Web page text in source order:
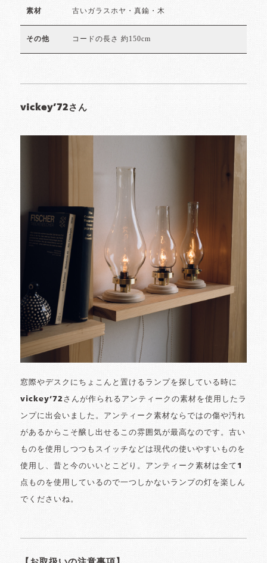
素材 古いガラスホヤ・真鍮・木
その他 コードの長さ 約150cm
vickey’72さん
窓際やデスクにちょこんと置けるランプを探している時に
vickey’72さんが作られるアンティークの素材を使用したラ
ンプに出会いました。アンティーク素材ならではの傷や汚れ
があるからこそ醸し出せるこの雰囲気が最高なのです。古い
ものを使用しつつもスイッチなどは現代の使いやすいものを
使用し、昔と今のいいとこどり。アンティーク素材は全て1
点ものを使用しているので一つしかないランプの灯を楽しん
でくださいね。